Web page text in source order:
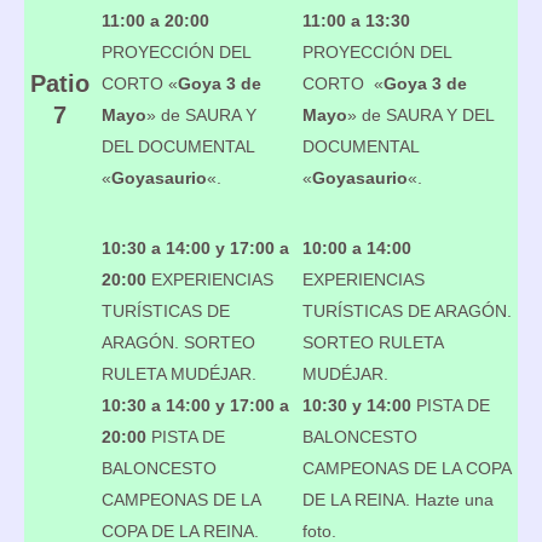
Patio
7
11:00 a 20:00
PROYECCIÓN DEL
CORTO «Goya 3 de
Mayo» de SAURA Y
DEL DOCUMENTAL
«Goyasaurio«.
11:00 a 13:30
PROYECCIÓN DEL
CORTO «Goya 3 de
Mayo» de SAURA Y DEL
DOCUMENTAL
«Goyasaurio«.
10:30 a 14:00 y 17:00 a
20:00 EXPERIENCIAS
TURÍSTICAS DE
ARAGÓN. SORTEO
RULETA MUDÉJAR.
10:30 a 14:00 y 17:00 a
20:00 PISTA DE
BALONCESTO
CAMPEONAS DE LA
COPA DE LA REINA.
10:00 a 14:00
EXPERIENCIAS
TURÍSTICAS DE ARAGÓN.
SORTEO RULETA
MUDÉJAR.
10:30 y 14:00 PISTA DE
BALONCESTO
CAMPEONAS DE LA COPA
DE LA REINA. Hazte una
foto.